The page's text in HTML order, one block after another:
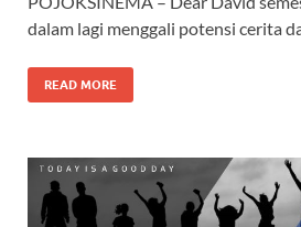
dalam lagi menggali potensi cerita
READ MORE